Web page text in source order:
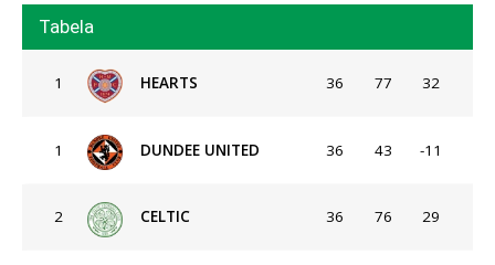
Tabela
1 HEARTS 36 77 32
1 DUNDEE UNITED 36 43 -11
2 CELTIC 36 76 29